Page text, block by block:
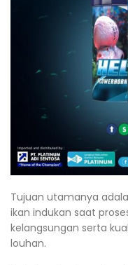
Tujuan utamanya
ikan indukan saat
kelangsungan serta
louhan.